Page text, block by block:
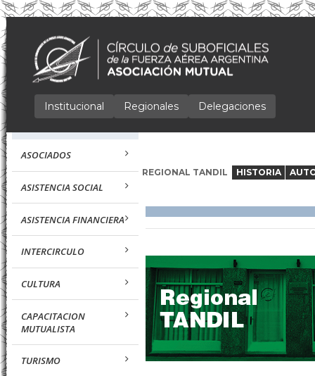
Institucional Regionales Delegaciones
ASOCIADOS
ASISTENCIA SOCIAL
ASISTENCIA FINANCIERA
INTERCIRCULO
CULTURA
CAPACITACION
MUTUALISTA
TURISMO
REGIONAL TANDIL HISTORIA